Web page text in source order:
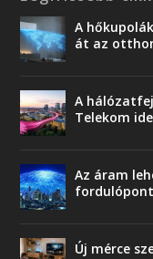
A
át az
A
Telekom
Az áram
Új mérce